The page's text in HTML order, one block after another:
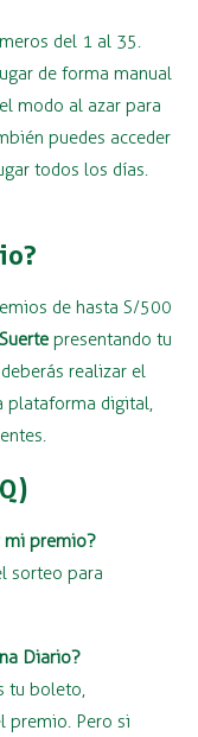
del 1 al 35.
de forma manual
modo al azar para
puedes acceder
todos los días.
de hasta S/500
presentando tu
realizar el
plataforma digital,
mi premio?
sorteo para
Diario?
tu boleto,
premio. Pero si